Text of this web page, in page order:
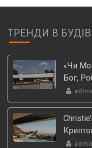
ТРЕНДИ В
«Чи
Бог,